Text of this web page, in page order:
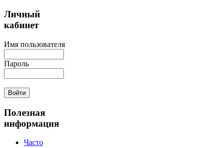
Личный
кабинет
Имя пользователя
Пароль
Полезная
информация
Часто